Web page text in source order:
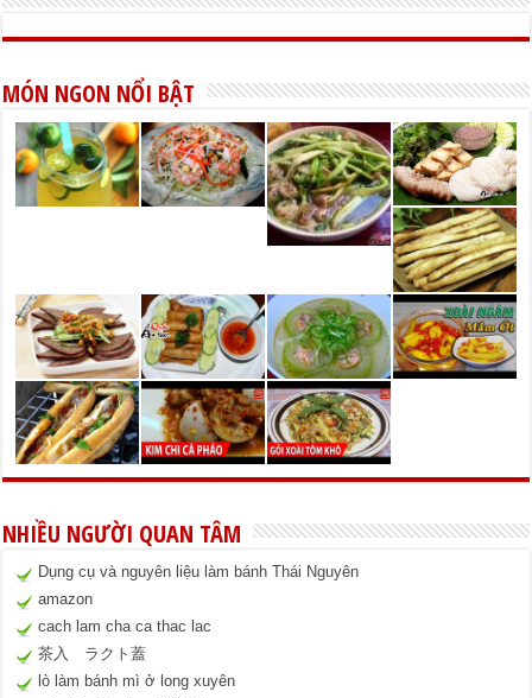
MÓN NGON NỔI BẬT
NHIỀU NGƯỜI QUAN TÂM
Dụng cụ và nguyên liệu làm bánh Thái Nguyên
amazon
cach lam cha ca thac lac
茶入 ラクト蓋
lò làm bánh mì ở long xuyên